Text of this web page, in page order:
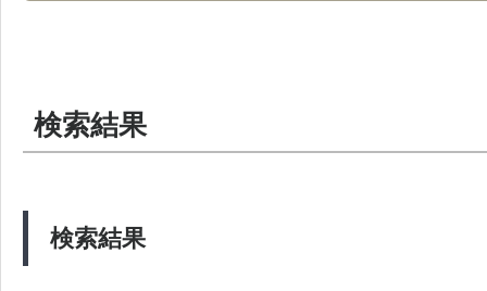
検索結果
検索結果